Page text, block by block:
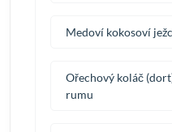
Medoví kokosoví
Ořechový koláč
rumu